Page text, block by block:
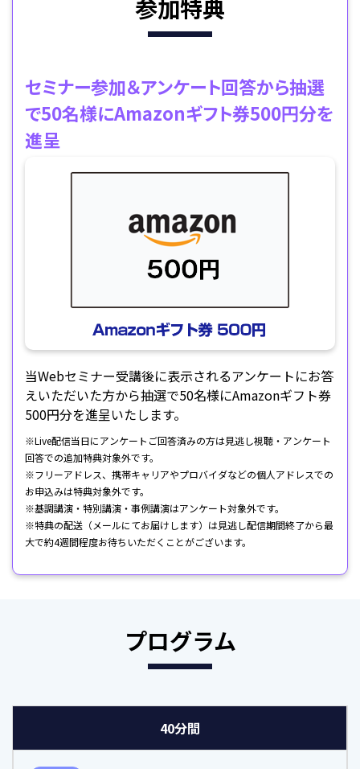
参加特典
セミナー参加＆アンケート回答から抽選
で50名様にAmazonギフト券500円分を
進呈
当Webセミナー受講後に表示されるアンケートにお答
えいただいた方から抽選で50名様にAmazonギフト券
500円分を進呈いたします。
※Live配信当日にアンケートご回答済みの方は見逃し視聴・アンケート
回答での追加特典対象外です。
※フリーアドレス、携帯キャリアやプロバイダなどの個人アドレスでの
お申込みは特典対象外です。
※基調講演・特別講演・事例講演はアンケート対象外です。
※特典の配送（メールにてお届けします）は見逃し配信期間終了から最
大で約4週間程度お待ちいただくことがございます。
プログラム
40分間